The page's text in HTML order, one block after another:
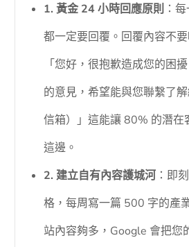
1. 黃金 24 小時回應原則 ：
都一定要回覆。回覆內容不
「您好，很抱歉造成您的困
的意見，希望能與您聯繫了
信箱）」這能讓 80% 的潛在
這邊。
2. 建立自有內容護城河 ：即
格，每周寫一篇 500 字的產
站內容夠多，Google 會把您